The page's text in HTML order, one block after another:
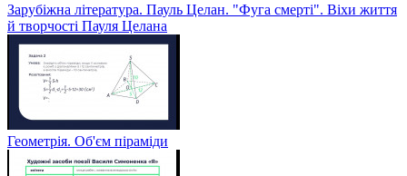
Зарубіжна література. Пауль Целан. "Фуга смерті". Віхи життя
й творчості Пауля Целана
Геометрія. Об'єм піраміди